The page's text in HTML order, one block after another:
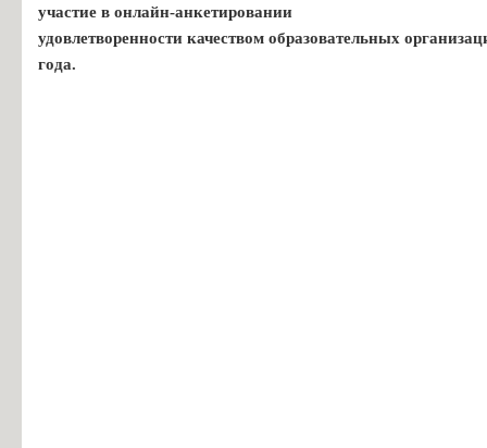
участие в онлайн-анкетировании
удовлетворенности качеством образовательных
года.